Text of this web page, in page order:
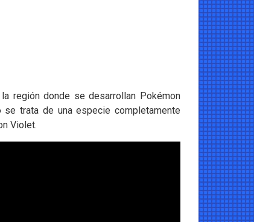
región donde se desarrollan Pokémon
trata de una especie completamente
Violet.